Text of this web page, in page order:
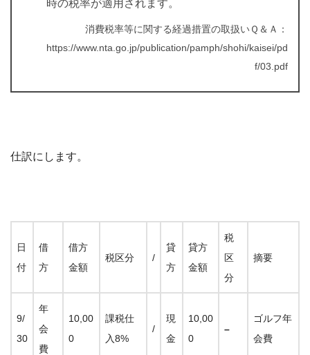
時の税率が適用されます。
消費税率等に関する経過措置の取扱いＱ＆Ａ：
https://www.nta.go.jp/publication/pamph/shohi/kaisei/pd
f/03.pdf
仕訳にします。
日
付
借
方
借方
金額
税区分 /
貸
方
貸方
金額
税
区
分
摘要
9/
30
年
会
費
10,00
0
課税仕
入8%
/
現
金
10,00
0
–
ゴルフ年
会費